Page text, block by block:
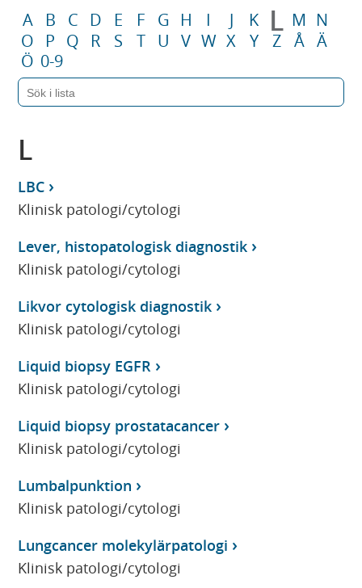
A B C D E F G H I J K L M N
O
P Q R S T U V W X Y Z Å Ä
Ö 0-9
L
LBC
Klinisk patologi/cytologi
Lever, histopatologisk diagnostik
Klinisk patologi/cytologi
Likvor cytologisk diagnostik
Klinisk patologi/cytologi
Liquid biopsy EGFR
Klinisk patologi/cytologi
Liquid biopsy prostatacancer
Klinisk patologi/cytologi
Lumbalpunktion
Klinisk patologi/cytologi
Lungcancer molekylärpatologi
Klinisk patologi/cytologi